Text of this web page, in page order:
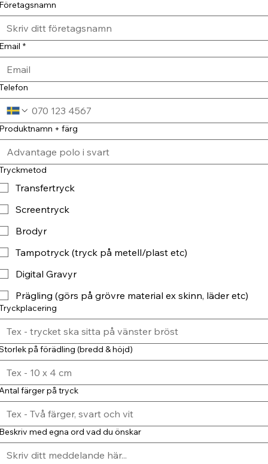
*
+ färg
Transfertryck
Screentryck
Brodyr
Tampotryck (tryck på metell/plast etc)
Digital Gravyr
Prägling (görs på grövre material ex skinn, läder etc)
på förädling (bredd & höjd)
färger på tryck
med egna ord vad du önskar